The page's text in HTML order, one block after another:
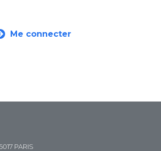
Me connecter
PARIS